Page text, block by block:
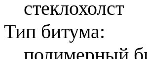
стеклохолст
Тип битума: